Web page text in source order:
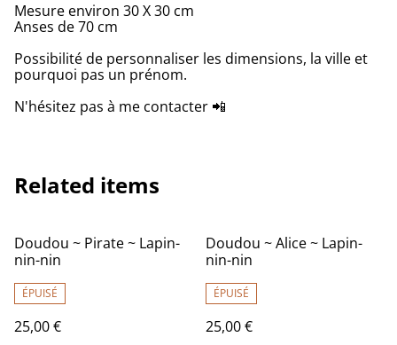
Mesure environ 30 X 30 cm
Anses de 70 cm
Possibilité de personnaliser les dimensions, la ville et
pourquoi pas un prénom.
N'hésitez pas à me contacter 📲
Related items
Doudou ~ Pirate ~ Lapin-
nin-nin
ÉPUISÉ
25,00 €
Doudou ~ Alice ~ Lapin-
nin-nin
ÉPUISÉ
25,00 €